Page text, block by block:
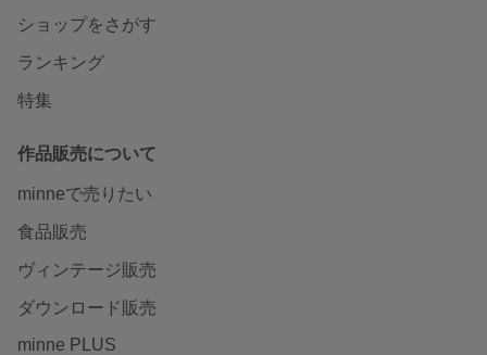
ショップをさがす
ランキング
特集
作品販売について
minneで売りたい
食品販売
ヴィンテージ販売
ダウンロード販売
minne PLUS